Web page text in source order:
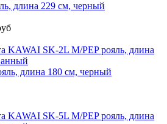
длина 229 см, черный
длина 180 см, черный